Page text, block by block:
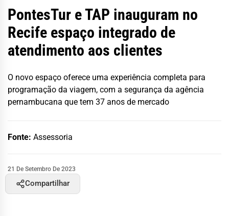
PontesTur e TAP inauguram no
Recife espaço integrado de
atendimento aos clientes
O novo espaço oferece uma experiência completa para
programação da viagem, com a segurança da agência
pernambucana que tem 37 anos de mercado
Fonte: Assessoria
21 De Setembro De 2023
Compartilhar